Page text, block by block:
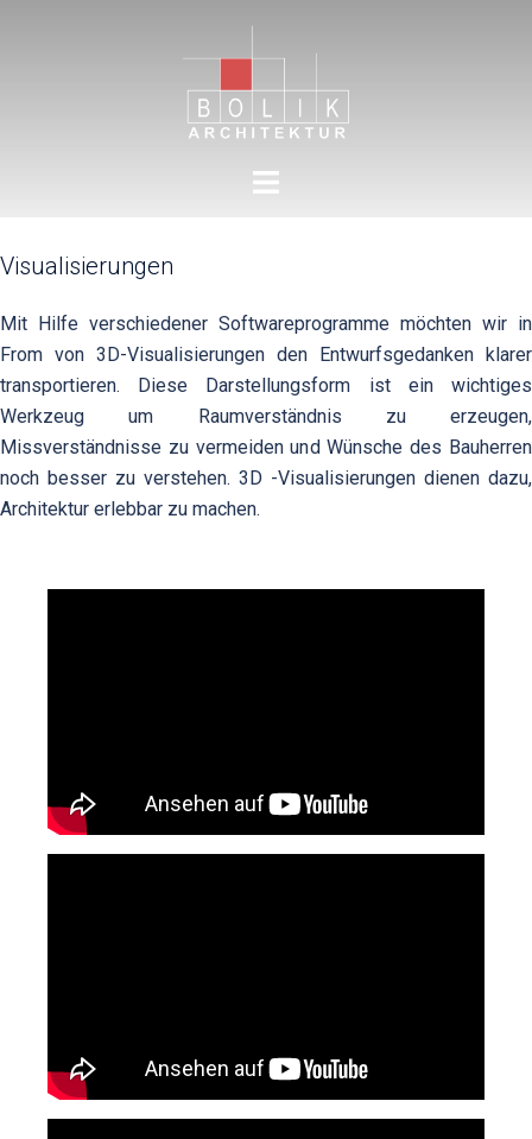
Menü
Visualisierungen
Mit Hilfe verschiedener Softwareprogramme möchten wir in
From von 3D-Visualisierungen den Entwurfsgedanken klarer
transportieren. Diese Darstellungsform ist ein wichtiges
Werkzeug um Raumverständnis zu erzeugen,
Missverständnisse zu vermeiden und Wünsche des Bauherren
noch besser zu verstehen. 3D -Visualisierungen dienen dazu,
Architektur erlebbar zu machen.